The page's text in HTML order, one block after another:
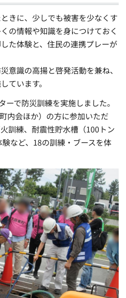
きに、少しでも被害を少なくす
の情報や知識を身につけておく
た体験と、住民の連携プレーが
意識の高揚と啓発活動を兼ね、
ています。
ーで防災訓練を実施しました。
内会ほか）の方に参加いただ
訓練、耐震性貯水槽（100トン
など、18の訓練・ブースを体